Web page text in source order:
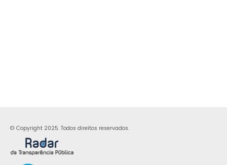
© Copyright 2025. Todos direitos reservados.